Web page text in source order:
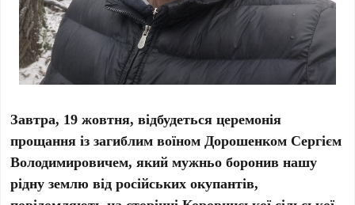
Завтра, 19 жовтня, відбудеться церемонія
прощання із загиблим воїном Дорошенком Сергієм
Володимировичем, який мужньо боронив нашу
рідну землю від російських окупантів,